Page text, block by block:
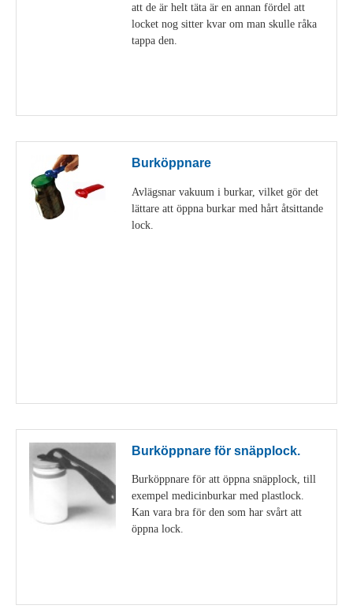
att de är helt täta är en annan fördel att
locket nog sitter kvar om man skulle råka
tappa den.
Burköppnare
Avlägsnar vakuum i burkar, vilket gör det
lättare att öppna burkar med hårt åtsittande
lock.
Burköppnare för snäpplock.
Burköppnare för att öppna snäpplock, till
exempel medicinburkar med plastlock.
Kan vara bra för den som har svårt att
öppna lock.